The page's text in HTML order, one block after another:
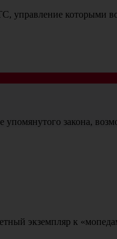
управление которыми
закона,
экземпляр к